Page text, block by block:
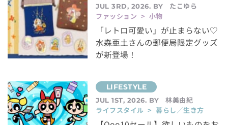
JUL 3RD, 2026. BY
たこゆら
ファッション > 小物
「レトロ可愛い」が止まらない♡
水森亜土さんの郵便局限定グッズ
が新登場！
JUL 1ST, 2026. BY
林美由紀
ライフスタイル > 暮らし／生き方